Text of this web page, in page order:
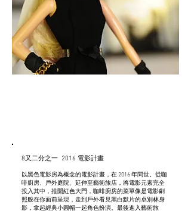
8又二分之一 2016 電影計畫
以黑色電影房為概念的電影計畫，在 2016年問世。從咖
啡廚房、戶外庭院、延伸至藝術旅店，將電影元素完全
投入其中，推開紅色大門，咖啡廚房的菜單像是電影劇
照般在你面前呈現，走到戶外看見黑白默片的卓別林身
影，拿起經典小圓帽一起角色扮演。最後進入藝術旅